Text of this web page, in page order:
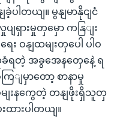
ါတယျ။ မွနျမာနိုငျငံ
ရှားမှုတှမှော ကနြျး
ဝနျထမျးတှပေါ ပါဝ
ခံရတဲ့ အခွအေနတှေနေဲ့ ရ
ြျမှာတော့ စာနာမှု
ျးနကွေတဲ့ တနျဖိုးရှိသူတှ
ားပါတယျ။